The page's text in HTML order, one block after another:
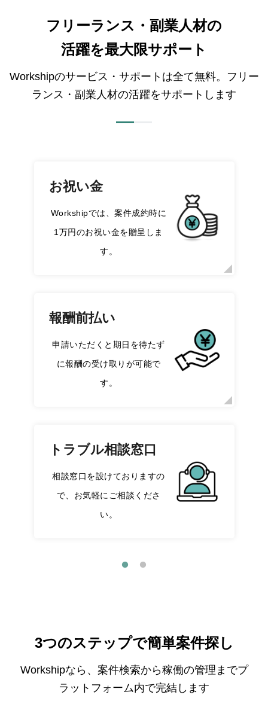
フリーランス・副業人材の
活躍を最大限サポート
Workshipのサービス・サポートは全て無料。フリー
ランス・副業人材の活躍をサポートします
お祝い金
Workshipでは、案件成約時に
1万円のお祝い金を贈呈しま
す。
報酬前払い
申請いただくと期日を待たず
に報酬の受け取りが可能で
す。
トラブル相談窓口
相談窓口を設けておりますの
で、お気軽にご相談くださ
い。
3つのステップで簡単案件探し
Workshipなら、案件検索から稼働の管理までプ
ラットフォーム内で完結します